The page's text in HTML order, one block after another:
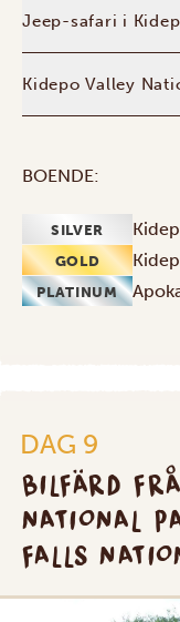
Jeep-safari i
Kidepo Valley
BOENDE:
SILVER
GOLD
PLATINUM
DAG 9
BILFÄRD
NATIONAL
FALLS